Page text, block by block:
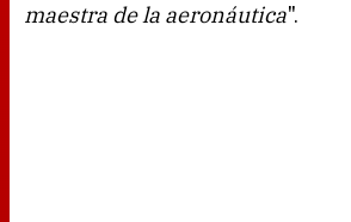
maestra de la aeronáutica".